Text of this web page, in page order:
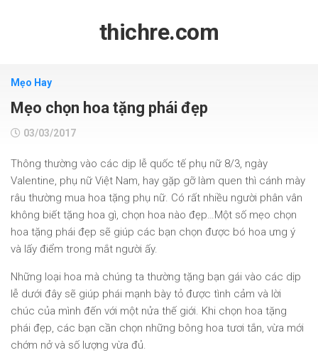
thichre.com
Mẹo Hay
Mẹo chọn hoa tặng phái đẹp
03/03/2017
Thông thường vào các dịp lễ quốc tế phụ nữ 8/3, ngày
Valentine, phụ nữ Việt Nam, hay gặp gỡ làm quen thì cánh mày
râu thường mua hoa tặng phụ nữ. Có rất nhiều người phân vân
không biết tặng hoa gì, chọn hoa nào đẹp…Một số mẹo chọn
hoa tặng phái đẹp sẽ giúp các bạn chọn được bó hoa ưng ý
và lấy điểm trong mắt người ấy.
Những loại hoa mà chúng ta thường tặng bạn gái vào các dịp
lễ dưới đây sẽ giúp phái mạnh bày tỏ được tình cảm và lời
chúc của mình đến với một nửa thế giới. Khi chọn hoa tặng
phái đẹp, các bạn cần chọn những bông hoa tươi tắn, vừa mới
chớm nở và số lượng vừa đủ.